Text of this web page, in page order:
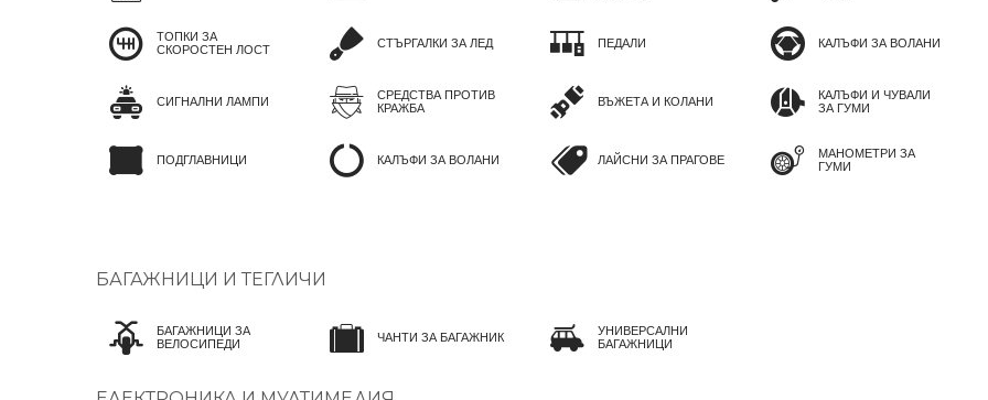
ТОПКИ ЗА
СКОРОСТЕН ЛОСТ
СИГНАЛНИ ЛАМПИ
ПОДГЛАВНИЦИ
СТЪРГАЛКИ ЗА ЛЕД
СРЕДСТВА ПРОТИВ
КРАЖБА
КАЛЪФИ ЗА ВОЛАНИ
ПЕДАЛИ
ВЪЖЕТА И КОЛАНИ
ЛАЙСНИ ЗА ПРАГОВЕ
КАЛЪФИ ЗА ВОЛАНИ
КАЛЪФИ И ЧУВАЛИ
ЗА ГУМИ
МАНОМЕТРИ ЗА
ГУМИ
БАГАЖНИЦИ И ТЕГЛИЧИ
БАГАЖНИЦИ ЗА
ВЕЛОСИПЕДИ
ЧАНТИ ЗА БАГАЖНИК
УНИВЕРСАЛНИ
БАГАЖНИЦИ